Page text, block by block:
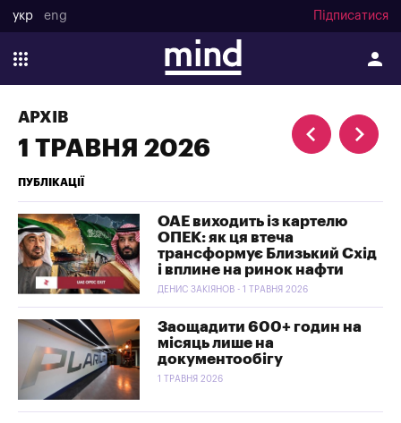
укр eng Підписатися
АРХІВ
1 ТРАВНЯ 2026
ПУБЛІКАЦІЇ
ОАЕ виходить із картелю
ОПЕК: як ця втеча
трансформує Близький Схід
і вплине на ринок нафти
ДЕНИС ЗАКІЯНОВ - 1 ТРАВНЯ 2026
Заощадити 600+ годин на
місяць лише на
документообігу
1 ТРАВНЯ 2026